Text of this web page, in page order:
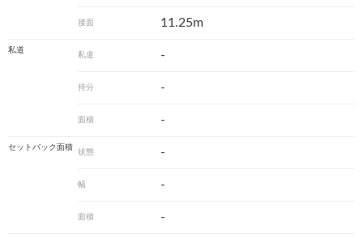
接面 11.25m
私道
私道 -
持分 -
面積 -
セットバック面積
状態 -
幅 -
面積 -